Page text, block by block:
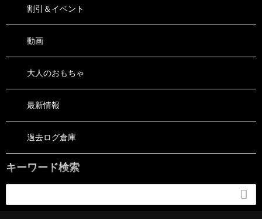
割引＆イベント
動画
大人のおもちゃ
最新情報
過去ログ倉庫
キーワード検索
